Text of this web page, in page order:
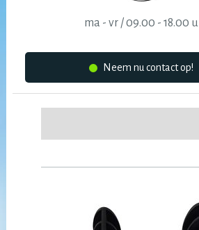
ma - vr / 09.00 - 18.00 u
Neem nu contact op!